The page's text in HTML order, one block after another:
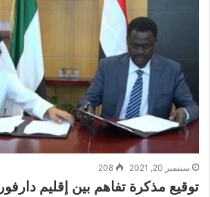
سبتمبر 20, 2021 208
توقيع مذكرة تفاهم بين إقليم